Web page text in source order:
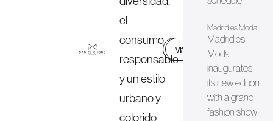
el
consumo
responsable
y un estilo
urbano y
colorido
web
instagram
Madrid es Moda
Madrid es
Moda
inaugurates
its new edition
with a grand
fashion show